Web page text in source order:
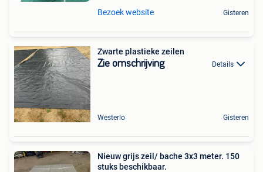
Bezoek website Gisteren
Zwarte plastieke zeilen
Zie omschrijving Details
Westerlo Gisteren
Nieuw grijs zeil/ bache 3x3 meter. 150
stuks beschikbaar.